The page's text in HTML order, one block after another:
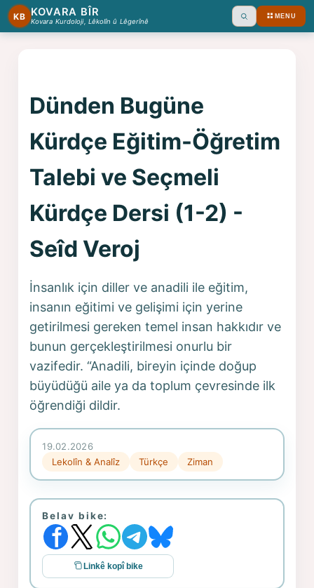
KB KOVARA BÎR
Kovara Kurdoloji, Lêkolîn û Lêgerînê Ara MENU
Dünden Bugüne
Kürdçe Eğitim-Öğretim
Talebi ve Seçmeli
Kürdçe Dersi (1-2) -
Seîd Veroj
İnsanlık için diller ve anadili ile eğitim,
insanın eğitimi ve gelişimi için yerine
getirilmesi gereken temel insan hakkıdır ve
bunun gerçekleştirilmesi onurlu bir
vazifedir. “Anadili, bireyin içinde doğup
büyüdüğü aile ya da toplum çevresinde ilk
öğrendiği dildir.
19.02.2026
Lekolîn & Analîz
Türkçe Ziman
Belav bike:
Linkê kopî bike